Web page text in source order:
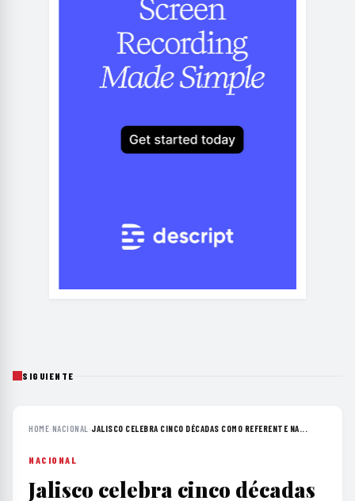
SIGUIENTE
HOME›NACIONAL ›JALISCO CELEBRA CINCO DÉCADAS COMO REFERENTE NA...
NACIONAL
Jalisco celebra cinco décadas